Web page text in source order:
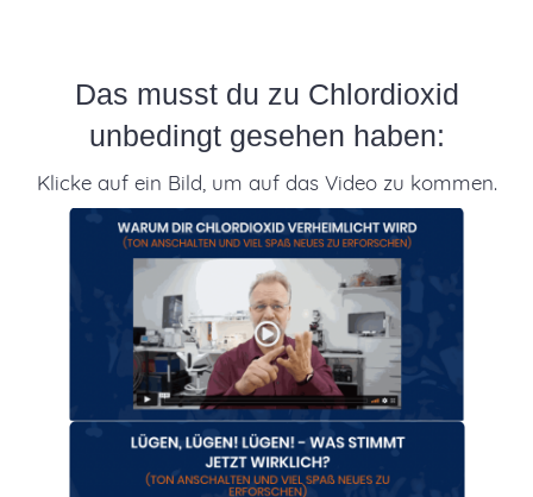
Das musst du zu Chlordioxid
unbedingt gesehen haben:
Klicke auf ein Bild, um auf das Video zu kommen.